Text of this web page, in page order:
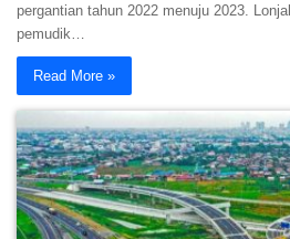
pergantian tahun 2022 menuju 2023.
pemudik…
Read More »